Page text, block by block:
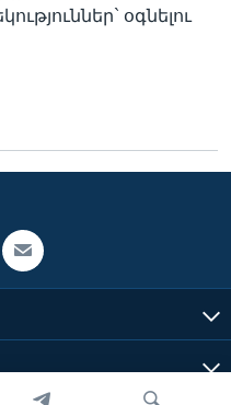
օգնելու